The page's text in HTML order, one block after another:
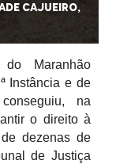
Cajueiro,
Maranhão
Instância e de
na
o direito à
dezenas de
de Justiça